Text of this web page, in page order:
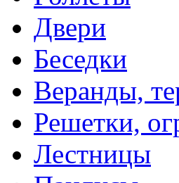
Двери
Беседки
Веранды,
Решетки,
Лестницы